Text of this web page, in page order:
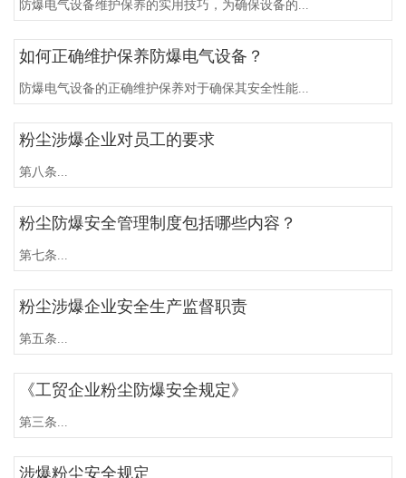
防爆电气设备维护保养的实用技巧，为确保设备的...
如何正确维护保养防爆电气设备？
防爆电气设备的正确维护保养对于确保其安全性能...
粉尘涉爆企业对员工的要求
第八条...
粉尘防爆安全管理制度包括哪些内容？
第七条...
粉尘涉爆企业安全生产监督职责
第五条...
《工贸企业粉尘防爆安全规定》
第三条...
涉爆粉尘安全规定